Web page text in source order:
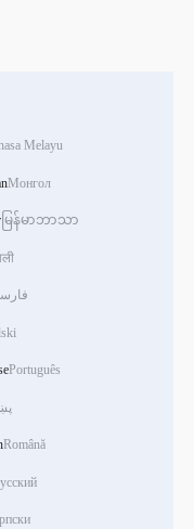
Melayu
Монгол
မြန်မာဘာသာ
Português
Română